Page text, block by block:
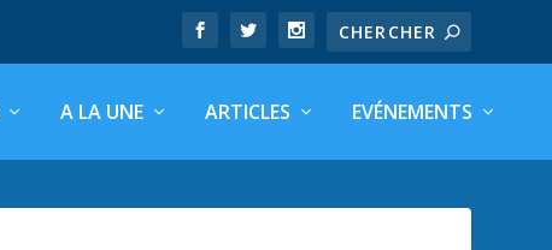
A LA UNE ARTICLES EVÉNEMENTS